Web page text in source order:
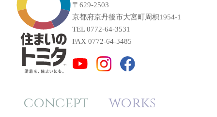
〒629-2503
京都府京丹後市大宮町周枳1954-1
TEL 0772-64-3531
FAX 0772-64-3485
concept works